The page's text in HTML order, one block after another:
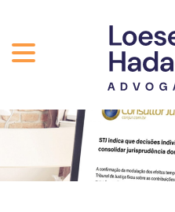
QUEM SOMOS
TRAJETÓRIA
INCLUSÃO E DIVERSIDADE
ÁREAS DE ATUAÇÃO
PROFISSIONAIS